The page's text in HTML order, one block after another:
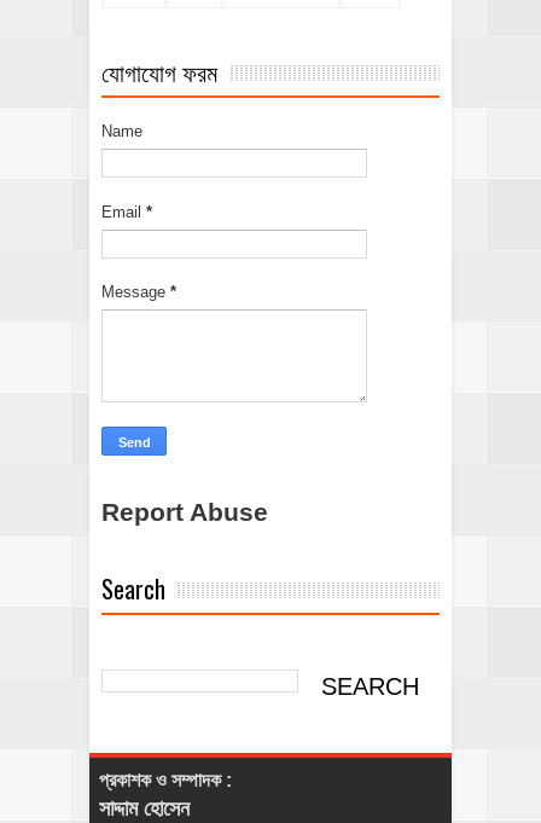
যোগাযোগ ফরম
Name
Email *
Message *
Report Abuse
Search
প্রকাশক ও সম্পাদক :
সাদ্দাম হোসেন